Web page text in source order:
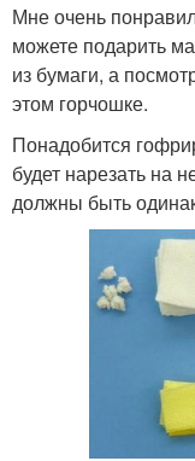
Мне очень
можете подарить
из бумаги, а
этом горчошке.
Понадобится
будет нарезать на
должны быть